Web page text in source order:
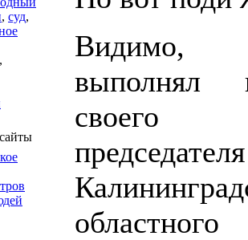
, суд,
,
выполнял
председателя